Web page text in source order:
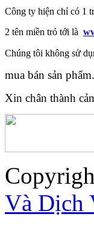
Công ty hiện chỉ có 1
2 tên miền trỏ tới là
Chúng tôi không sử
mua bán sản phẩm.
Xin chân thành
Và Dịch